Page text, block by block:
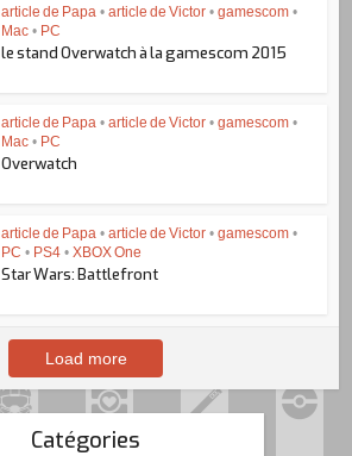
article de Papa • article de Victor • gamescom •
Mac • PC
le stand Overwatch à la gamescom 2015
article de Papa • article de Victor • gamescom •
Mac • PC
Overwatch
article de Papa • article de Victor • gamescom •
PC • PS4 • XBOX One
Star Wars: Battlefront
Load more
Catégories